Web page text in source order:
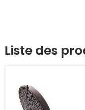
Liste des